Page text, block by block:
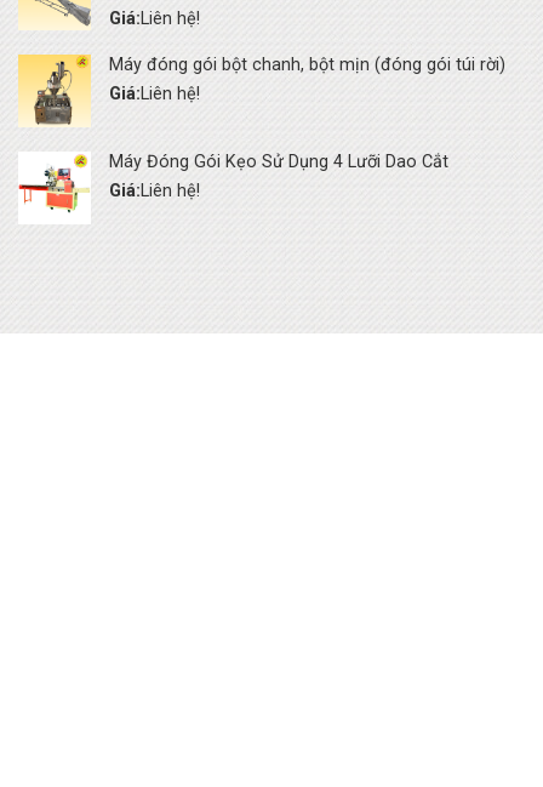
Giá:Liên hệ!
Máy đóng gói bột chanh, bột mịn (đóng gói túi rời)
Giá:Liên hệ!
Máy Đóng Gói Kẹo Sử Dụng 4 Lưỡi Dao Cắt
Giá:Liên hệ!